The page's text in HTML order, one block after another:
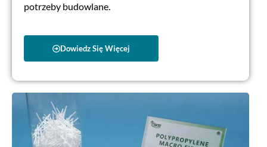
potrzeby budowlane.
Dowiedz Się Więcej